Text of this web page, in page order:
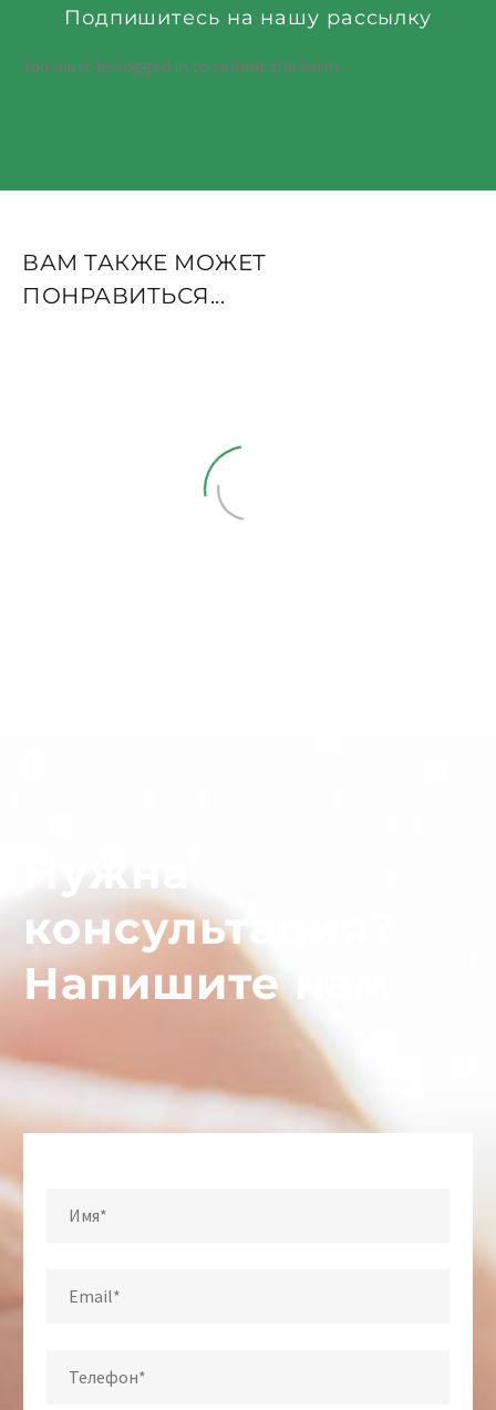
Подпишитесь на нашу рассылку
You must be logged in to submit the form.
ВАМ ТАКЖЕ МОЖЕТ
ПОНРАВИТЬСЯ...
Нужна
консультация?
Напишите нам